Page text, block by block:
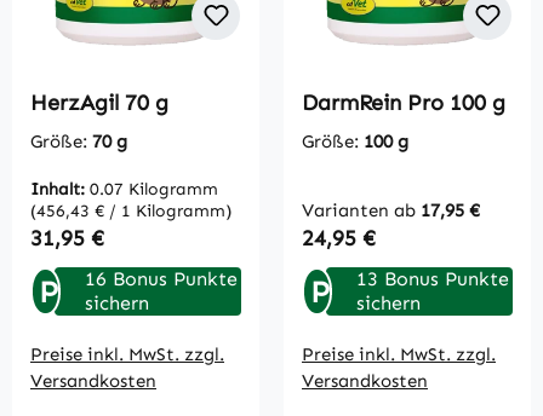
HerzAgil 70 g
Größe: 70 g
Inhalt: 0.07 Kilogramm
(456,43 € / 1 Kilogramm)
Regulärer Preis:
31,95 €
P
16 Bonus Punkte
sichern
Preise inkl. MwSt. zzgl.
Versandkosten
DarmRein Pro 100 g
Größe: 100 g
Varianten ab 17,95 €
Regulärer Preis:
24,95 €
P
13 Bonus Punkte
sichern
Preise inkl. MwSt. zzgl.
Versandkosten